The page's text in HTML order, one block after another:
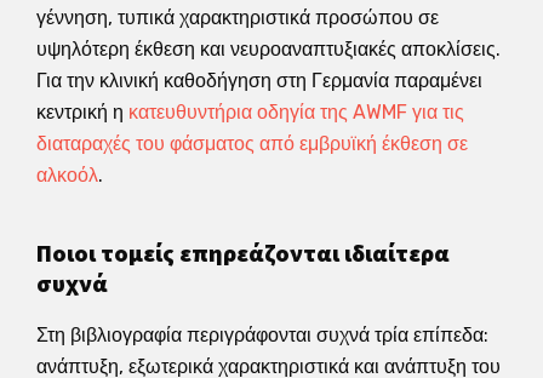
γέννηση, τυπικά χαρακτηριστικά προσώπου σε
υψηλότερη έκθεση και νευροαναπτυξιακές αποκλίσεις.
Για την κλινική καθοδήγηση στη Γερμανία παραμένει
κεντρική η κατευθυντήρια οδηγία της AWMF για τις
διαταραχές του φάσματος από εμβρυϊκή έκθεση σε
αλκοόλ.
Ποιοι τομείς επηρεάζονται ιδιαίτερα
συχνά
Στη βιβλιογραφία περιγράφονται συχνά τρία επίπεδα:
ανάπτυξη, εξωτερικά χαρακτηριστικά και ανάπτυξη του